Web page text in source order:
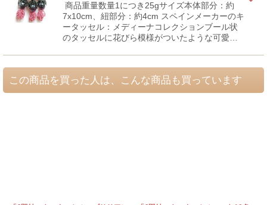
商品重量数量1につき25gサイズ本体部分：約
7x10cm、紐部分：約4cm スペインメーカーのキ
ータッセル：メディーナコレクションブール状
のタッセルに花びら模様がついたような可愛…
この商品を買った人は、こんな商品も買っています